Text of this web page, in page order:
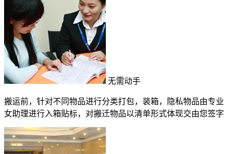
无需动手
搬运前，针对不同物品进行分类打包，装箱，隐私物品由专业
女助理进行入箱贴标，对搬迁物品以清单形式体现交由您签字